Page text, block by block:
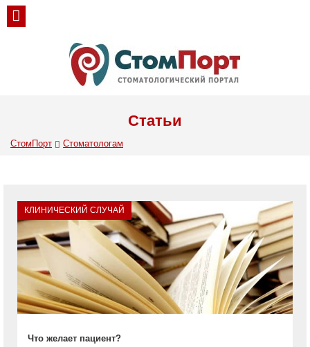
Статьи
СтомПорт Стоматологам
КЛИНИЧЕСКИЙ СЛУЧАЙ
Что желает пациент?